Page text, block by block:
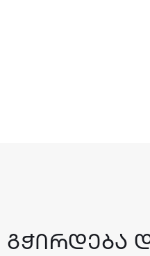
ᲒᲭᲘᲠᲓᲔᲑᲐ